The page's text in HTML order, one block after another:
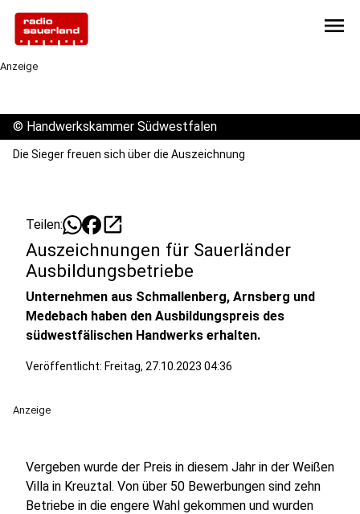
menu
Anzeige
© Handwerkskammer Südwestfalen
Die Sieger freuen sich über die Auszeichnung
Teilen: open_in_new
Auszeichnungen für Sauerländer
Ausbildungsbetriebe
Unternehmen aus Schmallenberg, Arnsberg und
Medebach haben den Ausbildungspreis des
südwestfälischen Handwerks erhalten.
Veröffentlicht: Freitag, 27.10.2023 04:36
Anzeige
Vergeben wurde der Preis in diesem Jahr in der Weißen
Villa in Kreuztal. Von über 50 Bewerbungen sind zehn
Betriebe in die engere Wahl gekommen und wurden